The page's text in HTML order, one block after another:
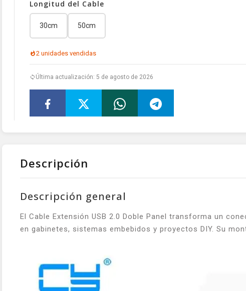
Longitud del Cable
30cm 50cm
2 unidades vendidas
Última actualización: 5 de agosto de 2026
Descripción
Descripción general
El Cable Extensión USB 2.0 Doble Panel transforma un
en gabinetes, sistemas embebidos y proyectos DIY. Su